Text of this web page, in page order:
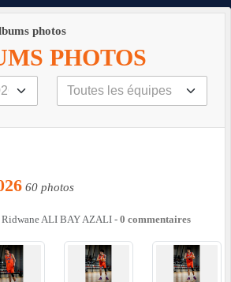
photos
PHOTOS
60 photos
Ridwane ALI BAY AZALI - 0 commentaires